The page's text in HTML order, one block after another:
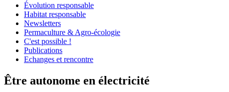
Évolution responsable
Habitat responsable
Newsletters
Permaculture & Agro-écologie
C'est possible !
Publications
Echanges et rencontre
Être autonome en électricité